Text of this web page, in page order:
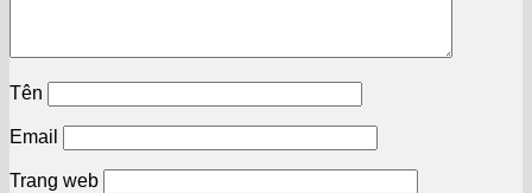
Tên
Email
Trang web